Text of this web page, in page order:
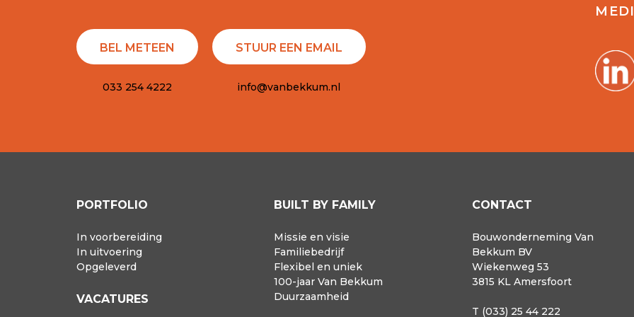
BEL METEEN
033 254 4222
STUUR EEN EMAIL
info@vanbekkum.nl
PORTFOLIO
In voorbereiding
In uitvoering
Opgeleverd
VACATURES
BUILT BY FAMILY
Missie en visie
Familiebedrijf
Flexibel en uniek
100-jaar Van Bekkum
Duurzaamheid
CONTACT
Bouwonderneming Van
Bekkum BV
Wiekenweg 53
3815 KL Amersfoort
T (033) 25 44 222